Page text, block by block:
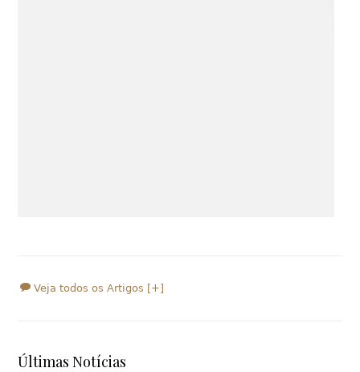
Veja todos os Artigos [+]
Últimas Notícias